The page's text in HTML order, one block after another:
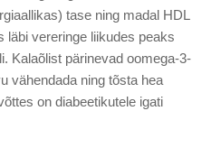
tase ning madal HDL
läbi vereringe liikudes peaks
Kalaõlist pärinevad oomega-3-
vähendada ning tõsta hea
on diabeetikutele igati